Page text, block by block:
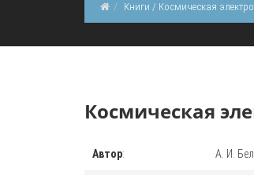
Книги / Космическая
Космическая
Автор: А. И.